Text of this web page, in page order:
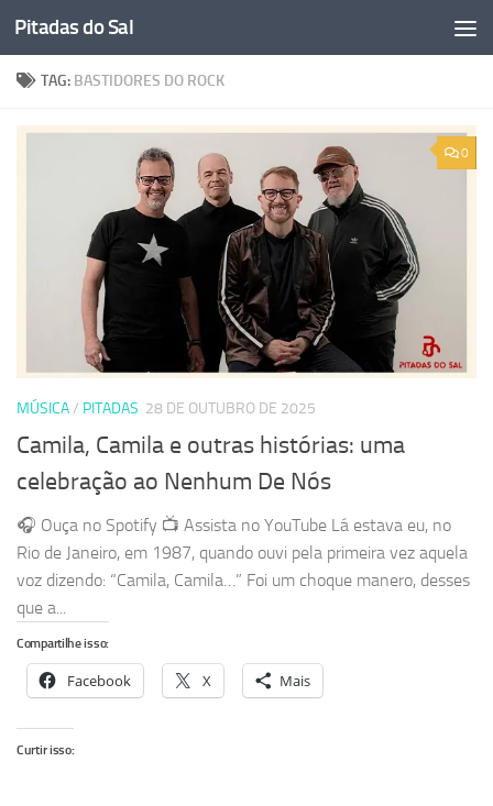
Skip to content
Pitadas do Sal
TAG: BASTIDORES DO ROCK
0
MÚSICA/ PITADAS 28 DE OUTUBRO DE 2025
Camila, Camila e outras histórias: uma
celebração ao Nenhum De Nós
🎧 Ouça no Spotify 📺 Assista no YouTube Lá estava eu, no
Rio de Janeiro, em 1987, quando ouvi pela primeira vez aquela
voz dizendo: “Camila, Camila…” Foi um choque manero, desses
que a...
Compartilhe isso:
Facebook X Mais
Curtir isso: